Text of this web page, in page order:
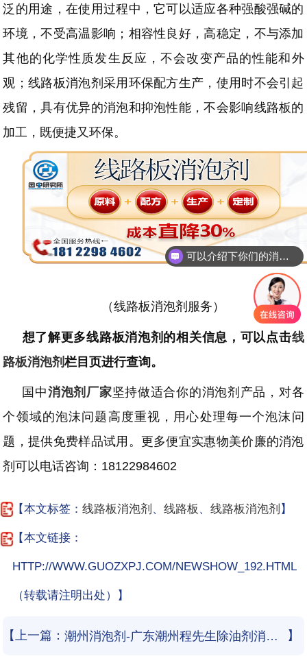
泛的用途，在使用过程中，它可以适应各种强酸强碱的
环境，不受高温影响；相容性良好，高稳定，不与添加
其他的化学性质发生反应，不会改变产品的性能和外
观；线路板消泡剂采用环保配方生产，使用时不会引起
残留，具有优异的消泡和抑泡性能，不会影响线路板的
加工，既便捷又环保。
（线路板消泡剂服务）
想了解更多线路板消泡剂的相关信息，可以点击线
路板消泡剂栏目页进行查询。
国中消泡剂厂家坚持做适合你的消泡剂产品，对各
个领域的泡沫问题高度重视，用心处理每一个泡沫问
题，提供免费样品试用。更多便宜实惠物美价廉的消泡
剂可以电话咨询： 18122984602
【本文标签： 线路板消泡剂 、 线路板 、 线路板消泡剂 】
【本文链接：
HTTP://WWW.GUOZXPJ.COM/NEWSHOW_192.HTML
（转载请注明出处）】
【上一篇： 潮州消泡剂-广东潮州程先生除油剂消泡剂使用和应用案例 】
可以介绍下你们的消泡剂么